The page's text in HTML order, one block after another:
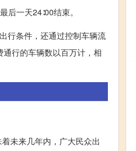
后一天24∶00结束。
行条件，还通过控制车辆流
行的车辆数以百万计，相
未来几年内，广大民众出